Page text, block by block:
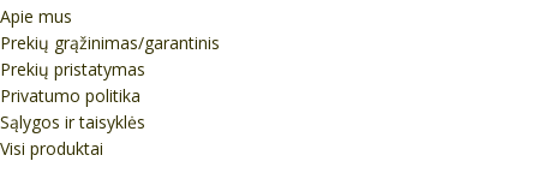
Apie mus
Prekių grąžinimas/garantinis
Prekių pristatymas
Privatumo politika
Sąlygos ir taisyklės
Visi produktai